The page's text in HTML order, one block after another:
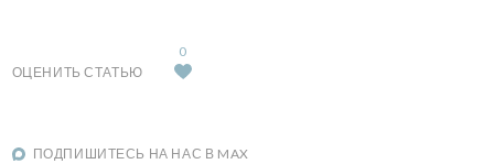
ОЦЕНИТЬ СТАТЬЮ
0
ПОДПИШИТЕСЬ НА НАС В MAX